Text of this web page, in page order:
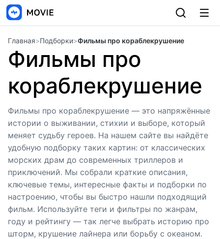
Главная>Подборки>Фильмы про кораблекрушение
Фильмы про
кораблекрушение
Фильмы про кораблекрушение — это напряжённые
истории о выживании, стихии и выборе, который
меняет судьбу героев. На нашем сайте вы найдёте
удобную подборку таких картин: от классических
морских драм до современных триллеров и
приключений. Мы собрали краткие описания,
ключевые темы, интересные факты и подборки по
настроению, чтобы вы быстро нашли подходящий
фильм. Используйте теги и фильтры по жанрам,
году и рейтингу — так легче выбрать историю про
шторм, крушение лайнера или борьбу с океаном.